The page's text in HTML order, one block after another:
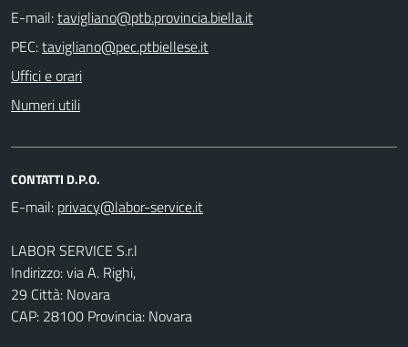
E-mail:
PEC:
Uffici e orari
Numeri utili
CONTATTI D.P.O.
E-mail:
LABOR SERVICE S.r.l
Indirizzo: via A. Righi,
29 Città: Novara
CAP: 28100 Provincia: Novara